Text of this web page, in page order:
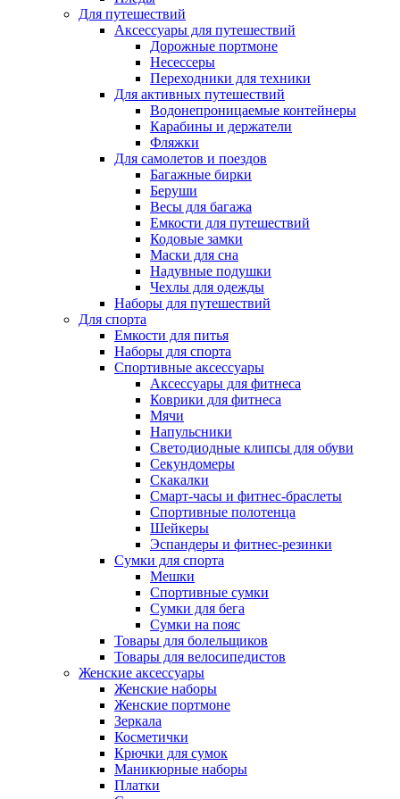
Для путешествий
Аксессуары для путешествий
Дорожные портмоне
Несессеры
Переходники для техники
Для активных путешествий
Водонепроницаемые контейнеры
Карабины и держатели
Фляжки
Для самолетов и поездов
Багажные бирки
Беруши
Весы для багажа
Емкости для путешествий
Кодовые замки
Маски для сна
Надувные подушки
Чехлы для одежды
Наборы для путешествий
Для спорта
Емкости для питья
Наборы для спорта
Спортивные аксессуары
Аксессуары для фитнеса
Коврики для фитнеса
Мячи
Напульсники
Светодиодные клипсы для обуви
Секундомеры
Скакалки
Смарт-часы и фитнес-браслеты
Спортивные полотенца
Шейкеры
Эспандеры и фитнес-резинки
Сумки для спорта
Мешки
Спортивные сумки
Сумки для бега
Сумки на пояс
Товары для болельщиков
Товары для велосипедистов
Женские аксессуары
Женские наборы
Женские портмоне
Зеркала
Косметички
Крючки для сумок
Маникюрные наборы
Платки